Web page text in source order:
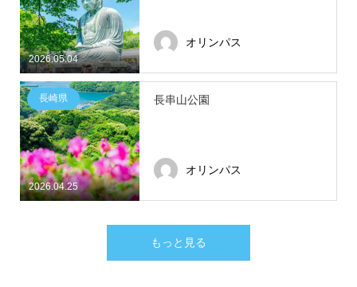
2026.05.04
オリンパス
2026.04.25
長崎県 長串山公園
オリンパス
もっと見る